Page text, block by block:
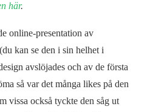
här.
online-presentation av
(du kan se den i sin helhet i
avslöjades och av de första
så var det många likes på den
vissa också tyckte den såg ut